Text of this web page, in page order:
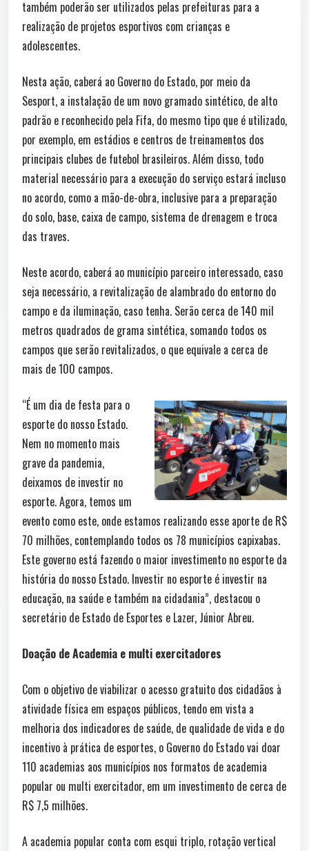
também poderão ser utilizados pelas prefeituras para a
realização de projetos esportivos com crianças e
adolescentes.
Nesta ação, caberá ao Governo do Estado, por meio da
Sesport, a instalação de um novo gramado sintético, de alto
padrão e reconhecido pela Fifa, do mesmo tipo que é utilizado,
por exemplo, em estádios e centros de treinamentos dos
principais clubes de futebol brasileiros. Além disso, todo
material necessário para a execução do serviço estará incluso
no acordo, como a mão-de-obra, inclusive para a preparação
do solo, base, caixa de campo, sistema de drenagem e troca
das traves.
Neste acordo, caberá ao município parceiro interessado, caso
seja necessário, a revitalização de alambrado do entorno do
campo e da iluminação, caso tenha. Serão cerca de 140 mil
metros quadrados de grama sintética, somando todos os
campos que serão revitalizados, o que equivale a cerca de
mais de 100 campos.
“É um dia de festa para o
esporte do nosso Estado.
Nem no momento mais
grave da pandemia,
deixamos de investir no
esporte. Agora, temos um
evento como este, onde estamos realizando esse aporte de R$
70 milhões, contemplando todos os 78 municípios capixabas.
Este governo está fazendo o maior investimento no esporte da
história do nosso Estado. Investir no esporte é investir na
educação, na saúde e também na cidadania”, destacou o
secretário de Estado de Esportes e Lazer, Júnior Abreu.
Doação de Academia e multi exercitadores
Com o objetivo de viabilizar o acesso gratuito dos cidadãos à
atividade física em espaços públicos, tendo em vista a
melhoria dos indicadores de saúde, de qualidade de vida e do
incentivo à prática de esportes, o Governo do Estado vai doar
110 academias aos municípios nos formatos de academia
popular ou multi exercitador, em um investimento de cerca de
R$ 7,5 milhões.
A academia popular conta com esqui triplo, rotação vertical